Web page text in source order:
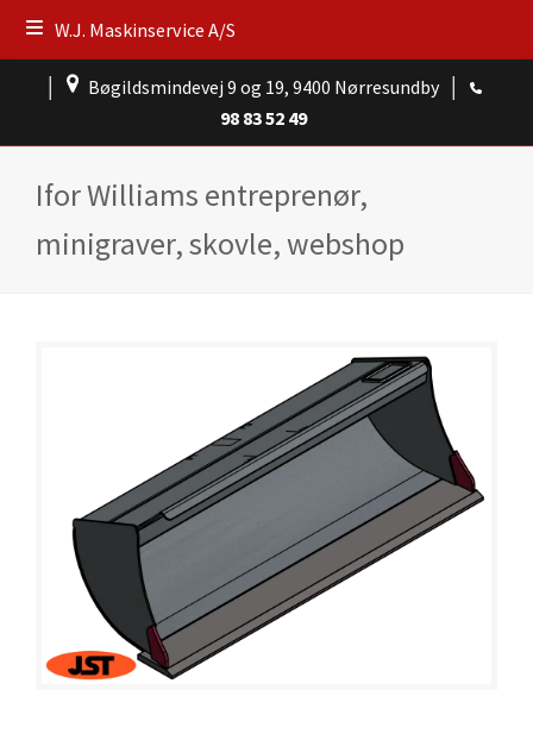
W.J. Maskinservice A/S
Bøgildsmindevej 9 og 19, 9400 Nørresundby
98 83 52 49
Ifor Williams entreprenør,
minigraver, skovle, webshop